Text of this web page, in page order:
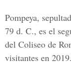
Pompeya,
79 d. C., es el
del Coliseo de
visitantes en 2019.